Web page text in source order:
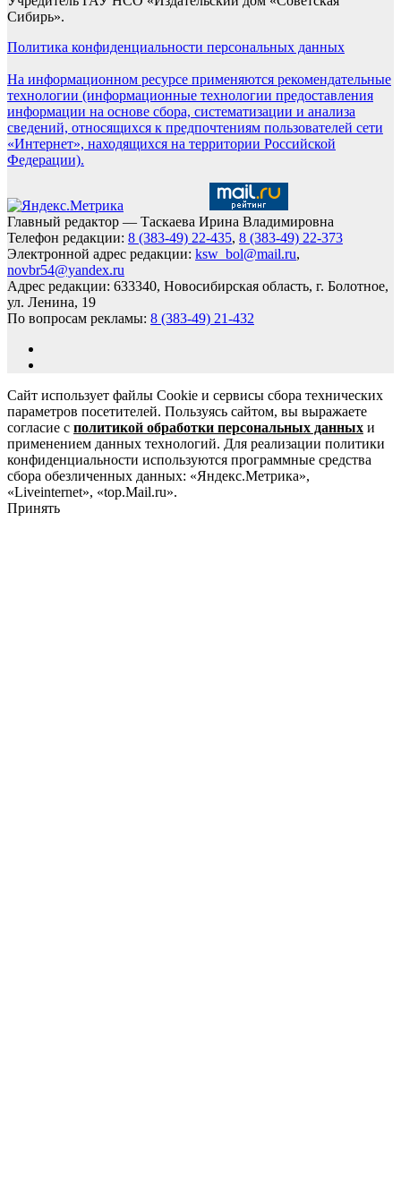
Сибирь».
Политика конфиденциальности персональных данных
На информационном ресурсе применяются рекомендательные
технологии (информационные технологии предоставления
информации на основе сбора, систематизации и анализа
сведений, относящихся к предпочтениям пользователей сети
«Интернет», находящихся на территории Российской
Федерации).
Главный редактор — Таскаева Ирина Владимировна
Телефон редакции: 8 (383-49) 22-435, 8 (383-49) 22-373
Электронной адрес редакции: ksw_bol@mail.ru,
novbr54@yandex.ru
Адрес редакции: 633340, Новосибирская область, г. Болотное,
ул. Ленина, 19
По вопросам рекламы: 8 (383-49) 21-432
Сайт использует файлы Cookie и сервисы сбора технических
параметров посетителей. Пользуясь сайтом, вы выражаете
согласие с политикой обработки персональных данных и
применением данных технологий. Для реализации политики
конфиденциальности используются программные средства
сбора обезличенных данных: «Яндекс.Метрика»,
«Liveinternet», «top.Mail.ru».
Принять